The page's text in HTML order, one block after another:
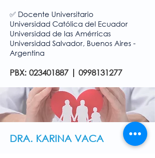
✅ Docente Universitario
Universidad Católica del Ecuador
Universidad de las Amérricas
Universidad Salvador, Buenos Aires -
Argentina
PBX: 023401887| 0998131277
DRA. KARINA VACA